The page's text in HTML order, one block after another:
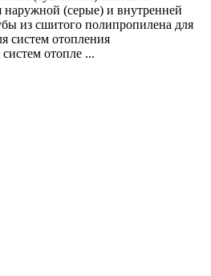
(серые) и внутренней
из сшитого полипропилена для
систем отопления
отопле ...